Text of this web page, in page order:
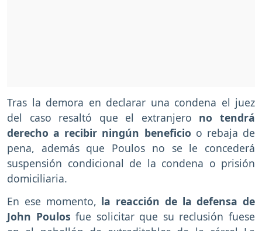
Tras la demora en declarar una condena el juez
del caso resaltó que el extranjero no tendrá
derecho a recibir ningún beneficio o rebaja de
pena, además que Poulos no se le concederá
suspensión condicional de la condena o prisión
domiciliaria.
En ese momento, la reacción de la defensa de
John Poulosfue solicitar que su reclusión fuese